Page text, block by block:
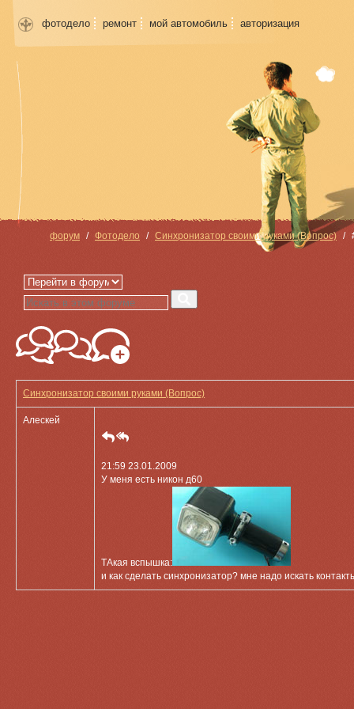
фотодело ремонт мой автомобиль авторизация
форум Фотодело Синхронизатор своими руками (Вопрос)
Синхронизатор своими руками (Вопрос)
Алескей
21:59 23.01.2009
У меня есть никон д60
ТАкая вспышка:
и как сделать синхронизатор? мне надо искать